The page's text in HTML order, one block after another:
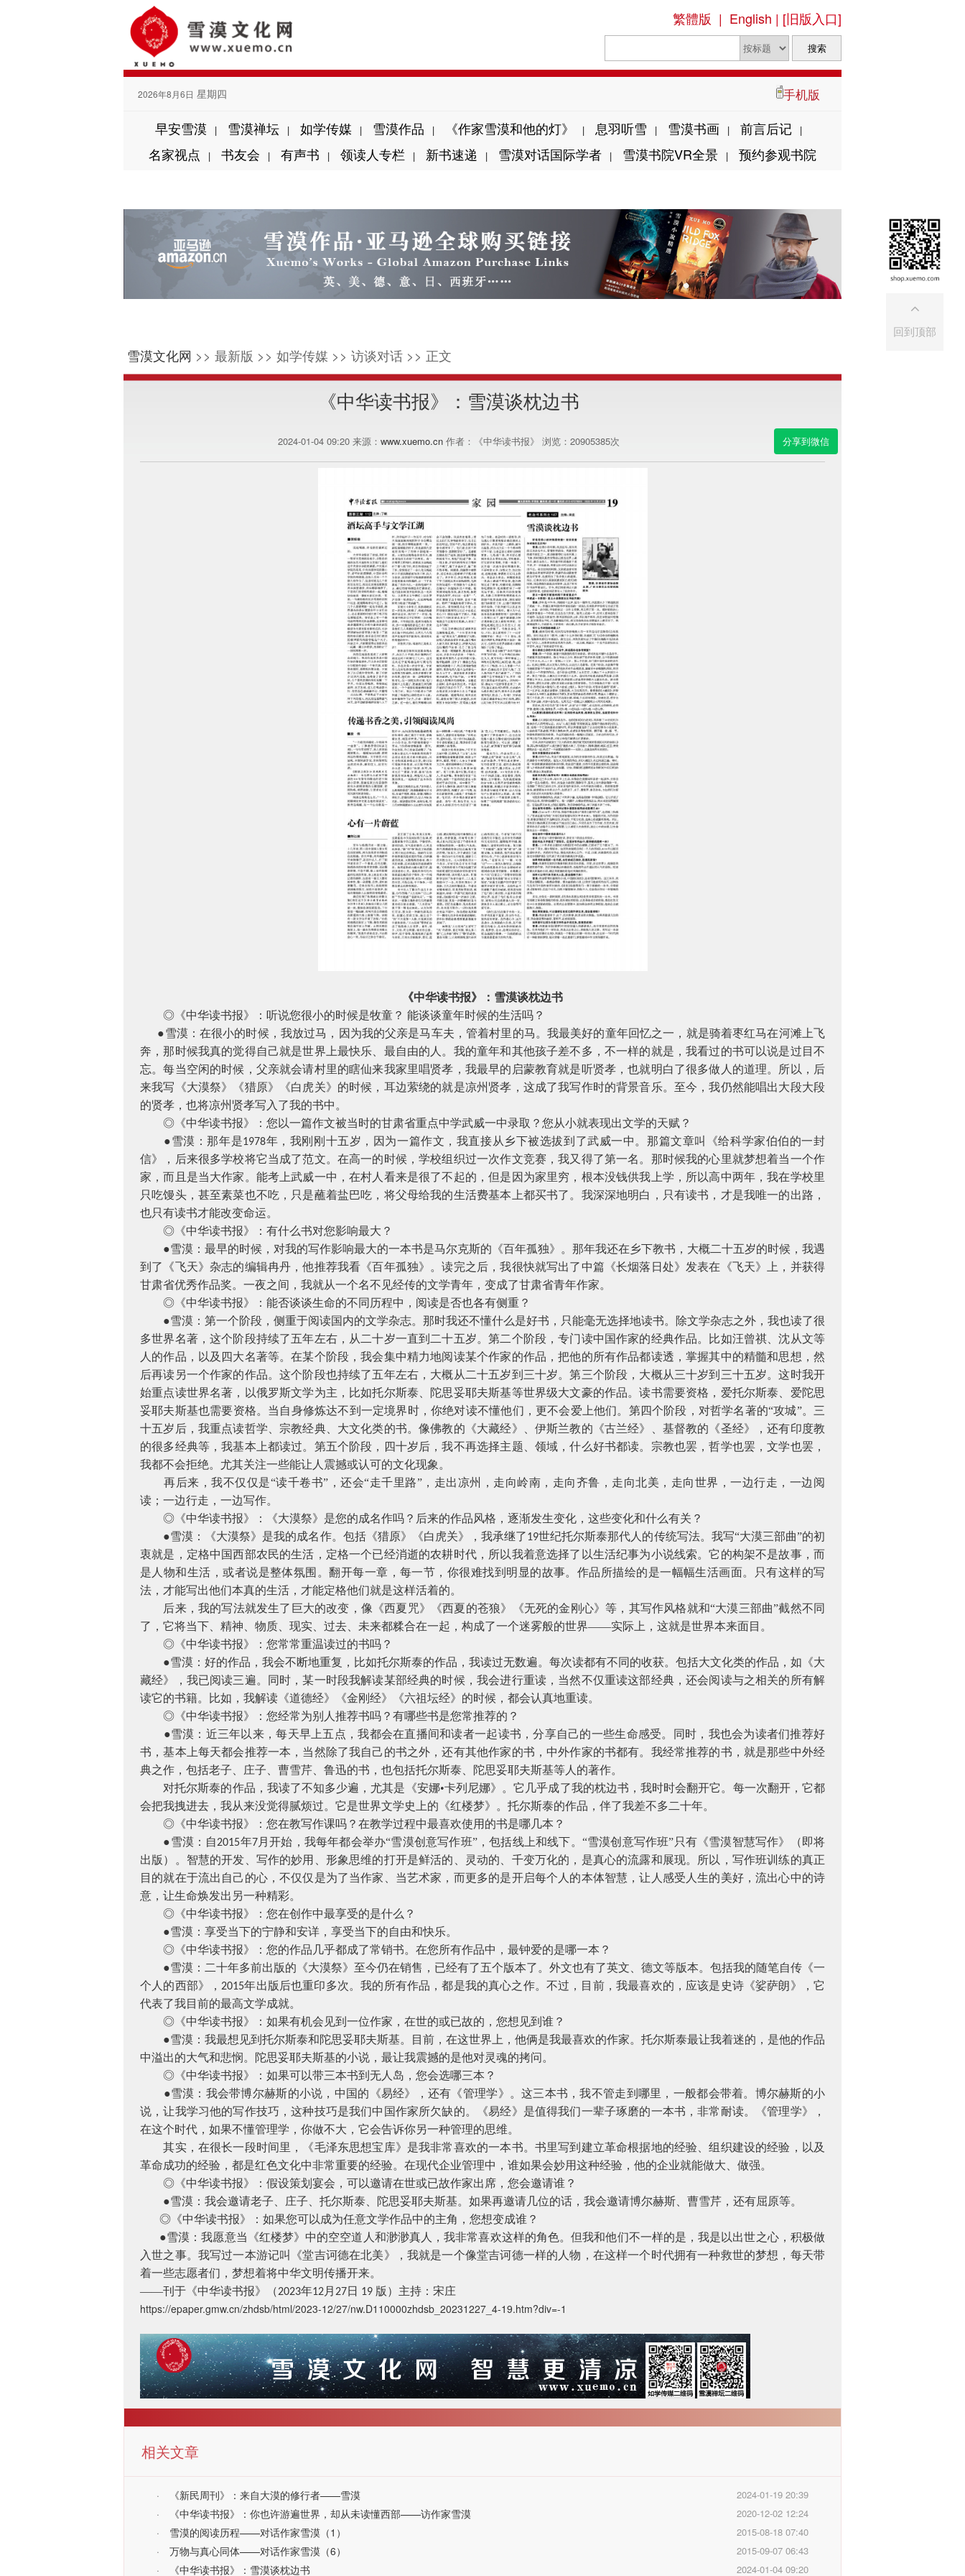
繁體版 | English | [旧版入口]
2026年8月6日 星期四 手机版
早安雪漠 | 雪漠禅坛 | 如学传媒 | 雪漠作品 | 《作家雪漠和他的灯》 | 息羽听雪 | 雪漠书画 | 前言后记 |
名家视点 | 书友会 | 有声书 | 领读人专栏 | 新书速递 | 雪漠对话国际学者 | 雪漠书院VR全景 | 预约参观书院
雪漠文化网 >> 最新版 >> 如学传媒 >> 访谈对话 >> 正文
《中华读书报》：雪漠谈枕边书
2024-01-04 09:20 来源： www.xuemo.cn 作者：《中华读书报》 浏览： 20905385次 分享到微信
《中华读书报》：雪漠谈枕边书
◎《中华读书报》：听说您很小的时候是牧童？ 能谈谈童年时候的生活吗？
●雪漠：在很小的时候，我放过马，因为我的父亲是马车夫，管着村里的马。我最美好的童年回忆之一，就是骑着枣红马在河滩上飞
奔，那时候我真的觉得自己就是世界上最快乐、最自由的人。我的童年和其他孩子差不多，不一样的就是，我看过的书可以说是过目不
忘。每当空闲的时候，父亲就会请村里的瞎仙来我家里唱贤孝，我最早的启蒙教育就是听贤孝，也就明白了很多做人的道理。所以，后
来我写《大漠祭》《猎原》《白虎关》的时候，耳边萦绕的就是凉州贤孝，这成了我写作时的背景音乐。至今，我仍然能唱出大段大段
的贤孝，也将凉州贤孝写入了我的书中。
◎《中华读书报》：您以一篇作文被当时的甘肃省重点中学武威一中录取？您从小就表现出文学的天赋？
●雪漠：那年是1978年，我刚刚十五岁，因为一篇作文，我直接从乡下被选拔到了武威一中。那篇文章叫《给科学家伯伯的一封
信》，后来很多学校将它当成了范文。在高一的时候，学校组织过一次作文竞赛，我又得了第一名。那时候我的心里就梦想着当一个作
家，而且是当大作家。能考上武威一中，在村人看来是很了不起的，但是因为家里穷，根本没钱供我上学，所以高中两年，我在学校里
只吃馒头，甚至素菜也不吃，只是蘸着盐巴吃，将父母给我的生活费基本上都买书了。我深深地明白，只有读书，才是我唯一的出路，
也只有读书才能改变命运。
◎《中华读书报》：有什么书对您影响最大？
●雪漠：最早的时候，对我的写作影响最大的一本书是马尔克斯的《百年孤独》。那年我还在乡下教书，大概二十五岁的时候，我遇
到了《飞天》杂志的编辑冉丹，他推荐我看《百年孤独》。读完之后，我很快就写出了中篇《长烟落日处》发表在《飞天》上，并获得
甘肃省优秀作品奖。一夜之间，我就从一个名不见经传的文学青年，变成了甘肃省青年作家。
◎《中华读书报》：能否谈谈生命的不同历程中，阅读是否也各有侧重？
●雪漠：第一个阶段，侧重于阅读国内的文学杂志。那时我还不懂什么是好书，只能毫无选择地读书。除文学杂志之外，我也读了很
多世界名著，这个阶段持续了五年左右，从二十岁一直到二十五岁。第二个阶段，专门读中国作家的经典作品。比如汪曾祺、沈从文等
人的作品，以及四大名著等。在某个阶段，我会集中精力地阅读某个作家的作品，把他的所有作品都读透，掌握其中的精髓和思想，然
后再读另一个作家的作品。这个阶段也持续了五年左右，大概从二十五岁到三十岁。第三个阶段，大概从三十岁到三十五岁。这时我开
始重点读世界名著，以俄罗斯文学为主，比如托尔斯泰、陀思妥耶夫斯基等世界级大文豪的作品。读书需要资格，爱托尔斯泰、爱陀思
妥耶夫斯基也需要资格。当自身修炼达不到一定境界时，你绝对读不懂他们，更不会爱上他们。第四个阶段，对哲学名著的“攻城”。三
十五岁后，我重点读哲学、宗教经典、大文化类的书。像佛教的《大藏经》、伊斯兰教的《古兰经》、基督教的《圣经》，还有印度教
的很多经典等，我基本上都读过。第五个阶段，四十岁后，我不再选择主题、领域，什么好书都读。宗教也罢，哲学也罢，文学也罢，
我都不会拒绝。尤其关注一些能让人震撼或认可的文化现象。
再后来，我不仅仅是“读千卷书”，还会“走千里路”，走出凉州，走向岭南，走向齐鲁，走向北美，走向世界，一边行走，一边阅
读；一边行走，一边写作。
◎《中华读书报》：《大漠祭》是您的成名作吗？后来的作品风格，逐渐发生变化，这些变化和什么有关？
●雪漠：《大漠祭》是我的成名作。包括《猎原》《白虎关》，我承继了19世纪托尔斯泰那代人的传统写法。我写“大漠三部曲”的初
衷就是，定格中国西部农民的生活，定格一个已经消逝的农耕时代，所以我着意选择了以生活纪事为小说线索。它的构架不是故事，而
是人物和生活，或者说是整体氛围。翻开每一章，每一节，你很难找到明显的故事。作品所描绘的是一幅幅生活画面。只有这样的写
法，才能写出他们本真的生活，才能定格他们就是这样活着的。
后来，我的写法就发生了巨大的改变，像《西夏咒》《西夏的苍狼》《无死的金刚心》等，其写作风格就和“大漠三部曲”截然不同
了，它将当下、精神、物质、现实、过去、未来都糅合在一起，构成了一个迷雾般的世界——实际上，这就是世界本来面目。
◎《中华读书报》：您常常重温读过的书吗？
●雪漠：好的作品，我会不断地重复，比如托尔斯泰的作品，我读过无数遍。每次读都有不同的收获。包括大文化类的作品，如《大
藏经》，我已阅读三遍。同时，某一时段我解读某部经典的时候，我会进行重读，当然不仅重读这部经典，还会阅读与之相关的所有解
读它的书籍。比如，我解读《道德经》《金刚经》《六祖坛经》的时候，都会认真地重读。
◎《中华读书报》：您经常为别人推荐书吗？有哪些书是您常推荐的？
●雪漠：近三年以来，每天早上五点，我都会在直播间和读者一起读书，分享自己的一些生命感受。同时，我也会为读者们推荐好
书，基本上每天都会推荐一本，当然除了我自己的书之外，还有其他作家的书，中外作家的书都有。我经常推荐的书，就是那些中外经
典之作，包括老子、庄子、曹雪芹、鲁迅的书，也包括托尔斯泰、陀思妥耶夫斯基等人的著作。
对托尔斯泰的作品，我读了不知多少遍，尤其是《安娜•卡列尼娜》。它几乎成了我的枕边书，我时时会翻开它。每一次翻开，它都
会把我拽进去，我从来没觉得腻烦过。它是世界文学史上的《红楼梦》。托尔斯泰的作品，伴了我差不多二十年。
◎《中华读书报》：您在教写作课吗？在教学过程中最喜欢使用的书是哪几本？
●雪漠：自2015年7月开始，我每年都会举办“雪漠创意写作班”，包括线上和线下。“雪漠创意写作班”只有《雪漠智慧写作》（即将
出版）。智慧的开发、写作的妙用、形象思维的打开是鲜活的、灵动的、千变万化的，是真心的流露和展现。所以，写作班训练的真正
目的就在于流出自己的心，不仅仅是为了当作家、当艺术家，而更多的是开启每个人的本体智慧，让人感受人生的美好，流出心中的诗
意，让生命焕发出另一种精彩。
◎《中华读书报》：您在创作中最享受的是什么？
●雪漠：享受当下的宁静和安详，享受当下的自由和快乐。
◎《中华读书报》：您的作品几乎都成了常销书。在您所有作品中，最钟爱的是哪一本？
●雪漠：二十年多前出版的《大漠祭》至今仍在销售，已经有了五个版本了。外文也有了英文、德文等版本。包括我的随笔自传《一
个人的西部》， 2015年出版后也重印多次。我的所有作品，都是我的真心之作。不过，目前，我最喜欢的，应该是史诗《娑萨朗》，它
代表了我目前的最高文学成就。
◎《中华读书报》：如果有机会见到一位作家，在世的或已故的，您想见到谁？
●雪漠：我最想见到托尔斯泰和陀思妥耶夫斯基。目前，在这世界上，他俩是我最喜欢的作家。托尔斯泰最让我着迷的，是他的作品
中溢出的大气和悲悯。陀思妥耶夫斯基的小说，最让我震撼的是他对灵魂的拷问。
◎《中华读书报》：如果可以带三本书到无人岛，您会选哪三本？
●雪漠：我会带博尔赫斯的小说，中国的《易经》，还有《管理学》。这三本书，我不管走到哪里，一般都会带着。博尔赫斯的小
说，让我学习他的写作技巧，这种技巧是我们中国作家所欠缺的。《易经》是值得我们一辈子琢磨的一本书，非常耐读。《管理学》，
在这个时代，如果不懂管理学，你做不大，它会告诉你另一种管理的思维。
其实，在很长一段时间里，《毛泽东思想宝库》是我非常喜欢的一本书。书里写到建立革命根据地的经验、组织建设的经验，以及
革命成功的经验，都是红色文化中非常重要的经验。在现代企业管理中，谁如果会妙用这种经验，他的企业就能做大、做强。
◎《中华读书报》：假设策划宴会，可以邀请在世或已故作家出席，您会邀请谁？
●雪漠：我会邀请老子、庄子、托尔斯泰、陀思妥耶夫斯基。如果再邀请几位的话，我会邀请博尔赫斯、曹雪芹，还有屈原等。
◎《中华读书报》：如果您可以成为任意文学作品中的主角，您想变成谁？
●雪漠：我愿意当《红楼梦》中的空空道人和渺渺真人，我非常喜欢这样的角色。但我和他们不一样的是，我是以出世之心，积极做
入世之事。我写过一本游记叫《堂吉诃德在北美》，我就是一个像堂吉诃德一样的人物，在这样一个时代拥有一种救世的梦想，每天带
着一些志愿者们，梦想着将中华文明传播开来。
——刊于《中华读书报》（2023年12月 27日 19 版）主持：宋庄
https://epaper.gmw.cn/zhdsb/html/2023-12/27/nw.D110000zhdsb_20231227_4-19.htm?div=-1
相关文章
· 《新民周刊》：来自大漠的修行者——雪漠 2024-01-19 20:39
· 《中华读书报》：你也许游遍世界，却从未读懂西部——访作家雪漠 2020-12-02 12:24
· 雪漠的阅读历程——对话作家雪漠（1） 2015-08-18 07:40
· 万物与真心同体——对话作家雪漠（6） 2015-09-07 06:43
· 《中华读书报》：雪漠谈枕边书 2024-01-04 09:20
回到顶部